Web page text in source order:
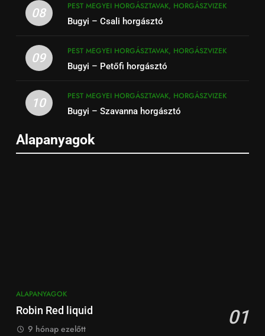
08
PEST MEGYEI HORGÁSZTAVAK, HORGÁSZVIZEK
Bugyi – Csali horgásztó
09
PEST MEGYEI HORGÁSZTAVAK, HORGÁSZVIZEK
Bugyi – Petőfi horgásztó
10
PEST MEGYEI HORGÁSZTAVAK, HORGÁSZVIZEK
Bugyi – Szavanna horgásztó
Alapanyagok
ALAPANYAGOK
Robin Red liquid 01
9 hónap ezelőtt